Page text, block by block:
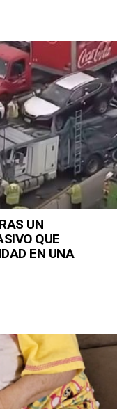
UN
QUE
EN UNA